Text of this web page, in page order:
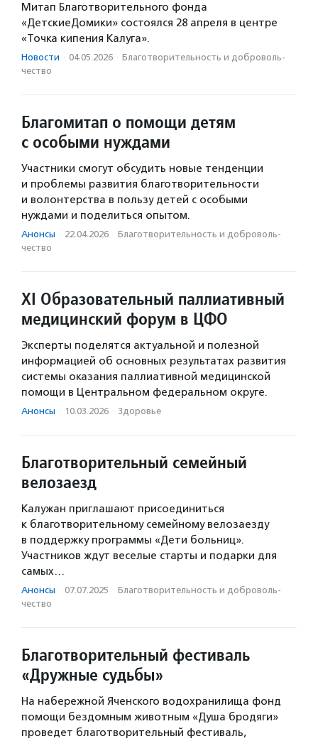
Митап Благотворительного фонда
«ДетскиеДомики» состоялся 28 апреля в центре
«Точка кипения Калуга».
Новости · 04.05.2026 · Благотвори­тель­ность и доброволь­
чест­во
Благомитап о помощи детям
с особыми нуждами
Участники смогут обсудить новые тенденции
и проблемы развития благотворительности
и волонтерства в пользу детей с особыми
нуждами и поделиться опытом.
Анонсы · 22.04.2026 · Благотвори­тель­ность и доброволь­
чест­во
XI Образовательный паллиативный
медицинский форум в ЦФО
Эксперты поделятся актуальной и полезной
информацией об основных результатах развития
системы оказания паллиативной медицинской
помощи в Центральном федеральном округе.
Анонсы · 10.03.2026 · Здоровье
Благотворительный семейный
велозаезд
Калужан приглашают присоединиться
к благотворительному семейному велозаезду
в поддержку программы «Дети больниц».
Участников ждут веселые старты и подарки для
самых…
Анонсы · 07.07.2025 · Благотвори­тель­ность и доброволь­
чест­во
Благотворительный фестиваль
«Дружные судьбы»
На набережной Яченского водохранилища фонд
помощи бездомным животным «Душа бродяги»
проведет благотворительный фестиваль,